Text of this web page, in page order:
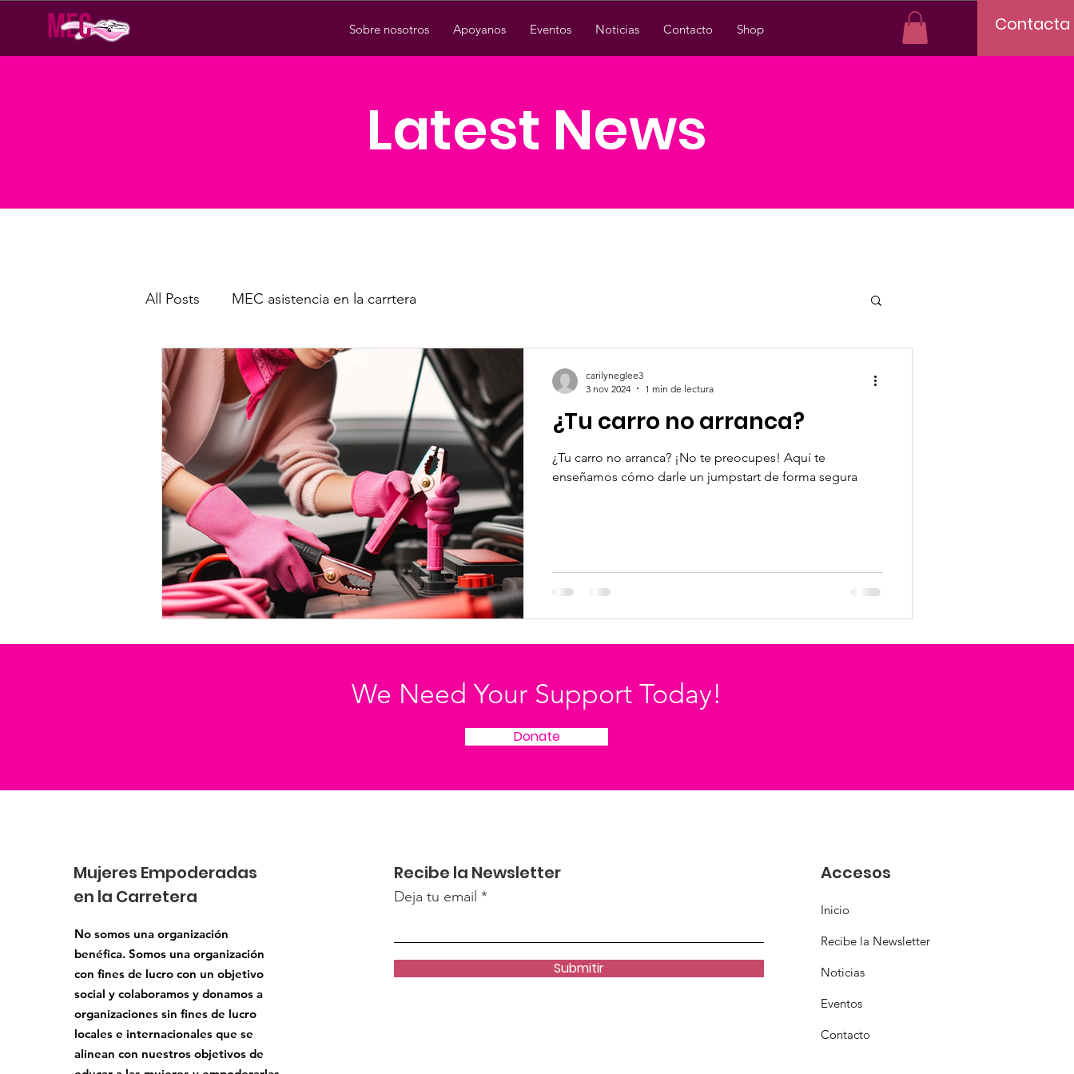
Sobre nosotros Apoyanos Eventos Noticias Contacto Shop Contacta
Latest News
All Posts MEC asistencia en la carrtera
¿Tu carro no arranca?
¿Tu carro no arranca? ¡No te preocupes! Aquí te
enseñamos cómo darle un jumpstart de forma segura
carilyneglee3
3 nov 2024
1 min de lectura
We Need Your Support Today!
Donate
Mujeres Empoderadas
en la Carretera
No somos una organización
benéfica. Somos una organización
con fines de lucro con un objetivo
social y colaboramos y donamos a
organizaciones sin fines de lucro
locales e internacionales que se
alinean con nuestros objetivos de
Recibe la Newsletter
Deja tu email
Submitir
Accesos
Inicio
Recibe la Newsletter
Noticias
Eventos
Contacto